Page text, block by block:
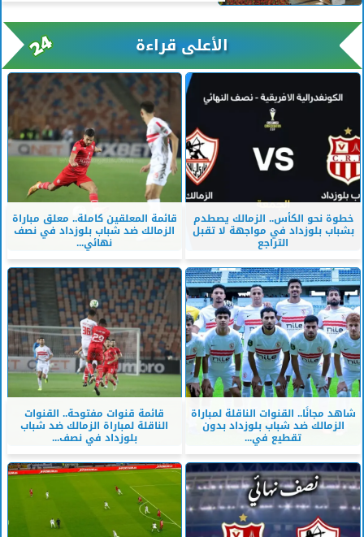
الأعلى قراءة
خطوة نحو الكأس.. الزمالك يصطدم
بشباب بلوزداد في مواجهة لا تقبل
التراجع
قائمة المعلقين كاملة.. معلق مباراة
الزمالك ضد شباب بلوزداد في نصف
نهائي...
شاهد مجانًا.. القنوات الناقلة لمباراة
الزمالك ضد شباب بلوزداد بدون
تقطيع في...
قائمة قنوات مفتوحة.. القنوات
الناقلة لمباراة الزمالك ضد شباب
بلوزداد في نصف...